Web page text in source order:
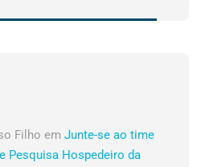
Filho em Junte-se ao time
Pesquisa Hospedeiro da